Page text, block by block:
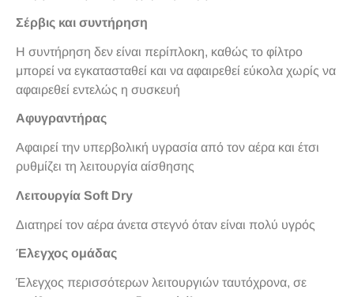
Σέρβις και συντήρηση
Η συντήρηση δεν είναι περίπλοκη, καθώς το φίλτρο
μπορεί να εγκατασταθεί και να αφαιρεθεί εύκολα χωρίς να
αφαιρεθεί εντελώς η συσκευή
Αφυγραντήρας
Αφαιρεί την υπερβολική υγρασία από τον αέρα και έτσι
ρυθμίζει τη λειτουργία αίσθησης
Λειτουργία Soft Dry
Διατηρεί τον αέρα άνετα στεγνό όταν είναι πολύ υγρός
Έλεγχος ομάδας
Έλεγχος περισσότερων λειτουργιών ταυτόχρονα, σε